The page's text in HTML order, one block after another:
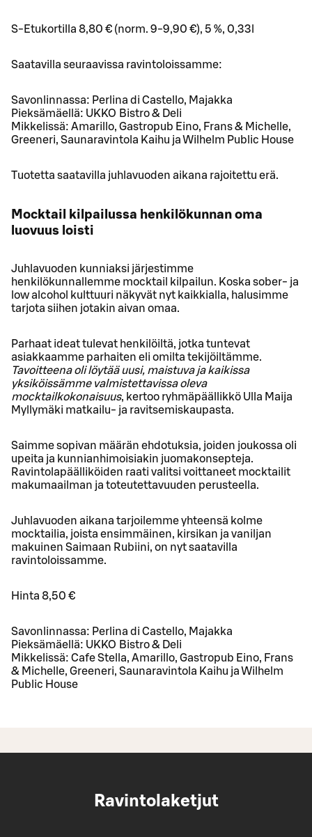
S-Etukortilla 8,80 € (norm. 9-9,90 €), 5 %, 0,33l
Saatavilla seuraavissa ravintoloissamme:
Savonlinnassa: Perlina di Castello, Majakka
Pieksämäellä: UKKO Bistro & Deli
Mikkelissä: Amarillo, Gastropub Eino, Frans & Michelle,
Greeneri, Saunaravintola Kaihu ja Wilhelm Public House
Tuotetta saatavilla juhlavuoden aikana rajoitettu erä.
Mocktail kilpailussa henkilökunnan oma
luovuus loisti
Juhlavuoden kunniaksi järjestimme
henkilökunnallemme mocktail kilpailun. Koska sober- ja
low alcohol kulttuuri näkyvät nyt kaikkialla, halusimme
tarjota siihen jotakin aivan omaa.
Parhaat ideat tulevat henkilöiltä, jotka tuntevat
asiakkaamme parhaiten eli omilta tekijöiltämme.
Tavoitteena oli löytää uusi, maistuva ja kaikissa
yksiköissämme valmistettavissa oleva
mocktailkokonaisuus, kertoo ryhmäpäällikkö Ulla Maija
Myllymäki matkailu- ja ravitsemiskaupasta.
Saimme sopivan määrän ehdotuksia, joiden joukossa oli
upeita ja kunnianhimoisiakin juomakonsepteja.
Ravintolapäälliköiden raati valitsi voittaneet mocktailit
makumaailman ja toteutettavuuden perusteella.
Juhlavuoden aikana tarjoilemme yhteensä kolme
mocktailia, joista ensimmäinen, kirsikan ja vaniljan
makuinen Saimaan Rubiini, on nyt saatavilla
ravintoloissamme.
Hinta 8,50 €
Savonlinnassa: Perlina di Castello, Majakka
Pieksämäellä: UKKO Bistro & Deli
Mikkelissä: Cafe Stella, Amarillo, Gastropub Eino, Frans
& Michelle, Greeneri, Saunaravintola Kaihu ja Wilhelm
Public House
Ravintolaketjut